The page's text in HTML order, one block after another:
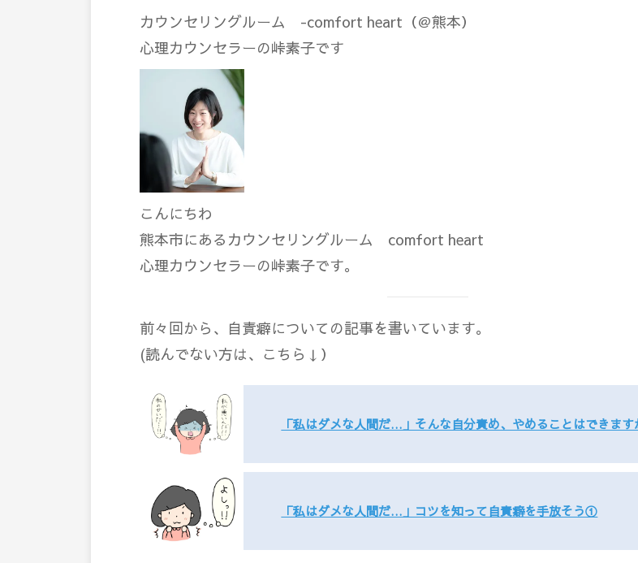
カウンセリングルーム -comfort heart（＠熊本）
心理カウンセラーの峠素子です
こんにちわ
熊本市にあるカウンセリングルーム comfort heart
心理カウンセラーの峠素子です。
前々回から、自責癖についての記事を書いています。
(読んでない方は、こちら↓）
「私はダメな人間だ…」そんな自分責め、やめることはできます
「私はダメな人間だ…」コツを知って自責癖を手放そう①